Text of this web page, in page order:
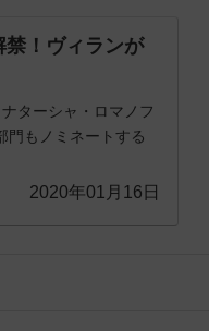
禁！ヴィランが
ターシャ・ロマノフ
門もノミネートする
2020年01月16日